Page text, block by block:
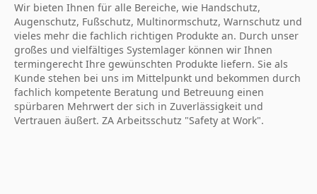
Wir bieten Ihnen für alle Bereiche, wie Handschutz,
Augenschutz, Fußschutz, Multinormschutz, Warnschutz und
vieles mehr die fachlich richtigen Produkte an. Durch unser
großes und vielfältiges Systemlager können wir Ihnen
termingerecht Ihre gewünschten Produkte liefern. Sie als
Kunde stehen bei uns im Mittelpunkt und bekommen durch
fachlich kompetente Beratung und Betreuung einen
spürbaren Mehrwert der sich in Zuverlässigkeit und
Vertrauen äußert. ZA Arbeitsschutz "Safety at Work".